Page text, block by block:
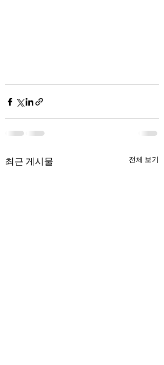
최근 게시물 전체 보기